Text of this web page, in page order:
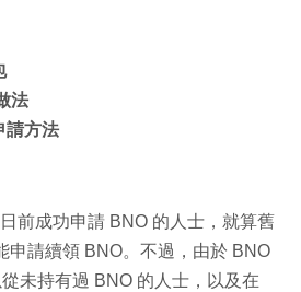
法
請方法
前成功申請 BNO 的人士，就算舊
申請續領 BNO。不過，由於 BNO
未持有過 BNO 的人士，以及在